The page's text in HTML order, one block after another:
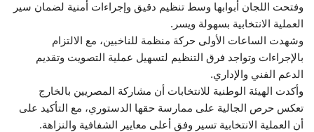
وفتحت اللجان أبوابها وسط تنظيم دقيق وإجراءات أمنية لضمان سير
العملية الانتخابية بسهولة ويسر.
وشهدت الساعات الأولى حركة منظمة للناخبين، مع الالتزام
بالإجراءات وتواجد فرق التنظيم لتسهيل عملية التصويت وتقديم
الدعم الفني والإداري.
وأكدت الهيئة الوطنية للانتخابات أن مشاركة المصريين بالخارج
تعكس حرص الجالية على ممارسة حقها الدستوري، مع التأكيد على
أن العملية الانتخابية تسير وفق أعلى معايير الشفافية والنزاهة.